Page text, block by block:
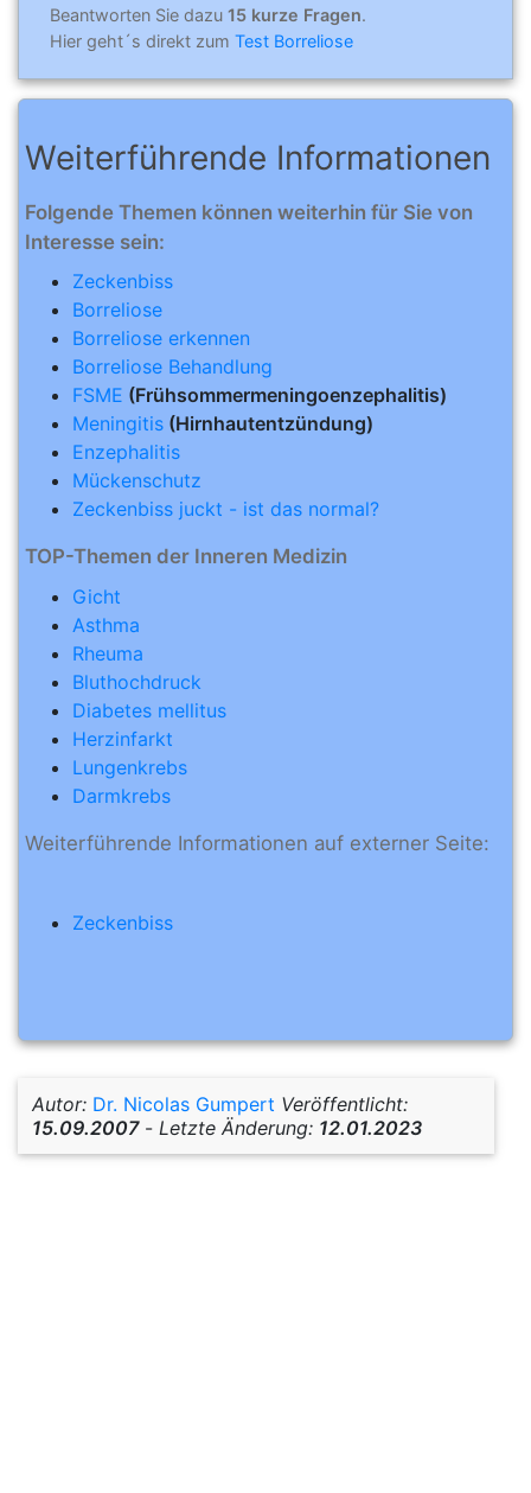
Beantworten Sie dazu 15 kurze Fragen.
Hier geht´s direkt zum Test Borreliose
Weiterführende Informationen
Folgende Themen können weiterhin für Sie von
Interesse sein:
Zeckenbiss
Borreliose
Borreliose erkennen
Borreliose Behandlung
FSME (Frühsommermeningoenzephalitis)
Meningitis (Hirnhautentzündung)
Enzephalitis
Mückenschutz
Zeckenbiss juckt - ist das normal?
TOP-Themen der Inneren Medizin
Gicht
Asthma
Rheuma
Bluthochdruck
Diabetes mellitus
Herzinfarkt
Lungenkrebs
Darmkrebs
Weiterführende Informationen auf externer Seite:
Zeckenbiss
Autor: Dr. Nicolas Gumpert Veröffentlicht:
15.09.2007- Letzte Änderung: 12.01.2023